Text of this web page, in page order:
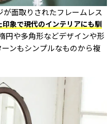
が面取りされたフレームレス
象で現代のインテリアにも馴
楕円や多角形などデザインや形
ンもシンプルなものから複